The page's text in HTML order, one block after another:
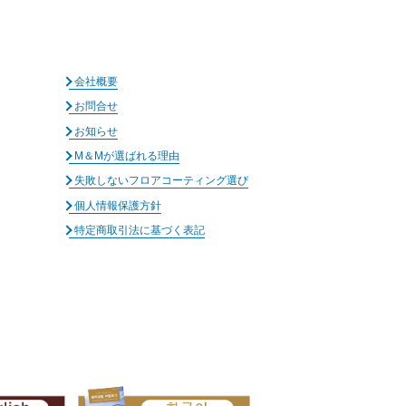
会社概要
お問合せ
お知らせ
M＆Mが選ばれる理由
失敗しないフロアコーティング選び
個人情報保護方針
特定商取引法に基づく表記